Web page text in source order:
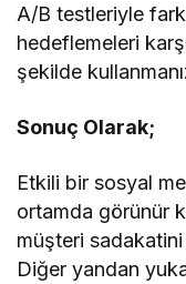
A/B testleriyle
hedeflemeleri
şekilde
Sonuç Olarak;
Etkili bir sosyal
ortamda görünür
müşteri sadakatini
Diğer yandan